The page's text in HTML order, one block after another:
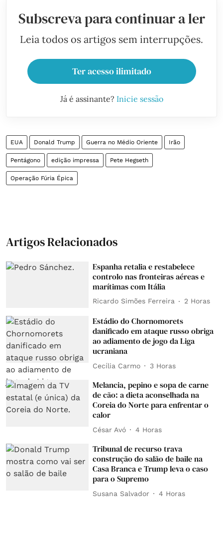
Subscreva para continuar a ler
Leia todos os artigos sem interrupções.
Ter acesso ilimitado
Já é assinante? Inicie sessão
EUA Donald Trump Guerra no Médio Oriente Irão
Pentágono edição impressa Pete Hegseth
Operação Fúria Épica
Artigos Relacionados
Espanha retalia e restabelece
controlo nas fronteiras aéreas e
marítimas com Itália
Ricardo Simões Ferreira 2 Horas
Estádio do Chornomorets
danificado em ataque russo obriga
ao adiamento de jogo da Liga
ucraniana
Cecília Carmo 3 Horas
Melancia, pepino e sopa de carne
de cão: a dieta aconselhada na
Coreia do Norte para enfrentar o
calor
César Avó 4 Horas
Tribunal de recurso trava
construção do salão de baile na
Casa Branca e Trump leva o caso
para o Supremo
Susana Salvador 4 Horas